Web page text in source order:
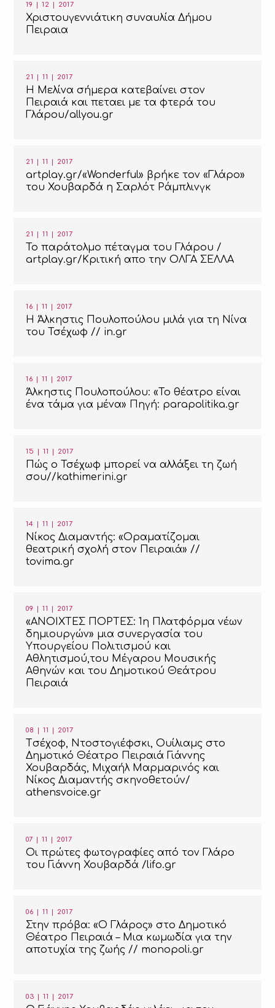
19 | 12 | 2017
Χριστουγεννιάτικη συναυλία Δήμου
Πειραια
21 | 11 | 2017
Η Μελίνα σήμερα κατεβαίνει στον
Πειραιά και πεταει με τα φτερά του
Γλάρου/allyou.gr
21 | 11 | 2017
artplay.gr/«Wonderful» βρήκε τον «Γλάρο»
του Χουβαρδά η Σαρλότ Ράμπλινγκ
21 | 11 | 2017
Το παράτολμο πέταγμα του Γλάρου /
artplay.gr/Κριτική απο την ΟΛΓΑ ΣΕΛΛΑ
16 | 11 | 2017
H Άλκηστις Πουλοπούλου μιλά για τη Νίνα
του Τσέχωφ // in.gr
16 | 11 | 2017
Άλκηστις Πουλοπούλου: «Το θέατρο είναι
ένα τάμα για μένα» Πηγή: parapolitika.gr
15 | 11 | 2017
Πώς ο Τσέχωφ μπορεί να αλλάξει τη ζωή
σου//kathimerini.gr
14 | 11 | 2017
Νίκος Διαμαντής: «Οραματίζομαι
θεατρική σχολή στον Πειραιά» //
tovima.gr
09 | 11 | 2017
«ΑΝΟΙΧΤΕΣ ΠΟΡΤΕΣ: 1η Πλατφόρμα νέων
δημιουργών» μια συνεργασία του
Υπουργείου Πολιτισμού και
Αθλητισμού,του Μέγαρου Μουσικής
Αθηνών και του Δημοτικού Θεάτρου
Πειραιά
08 | 11 | 2017
Tσέχοφ, Ντοστογιέφσκι, Ουίλιαμς στο
Δημοτικό Θέατρο Πειραιά Γιάννης
Χουβαρδάς, Μιχαήλ Μαρμαρινός και
Νίκος Διαμαντής σκηνοθετούν/
athensvoice.gr
07 | 11 | 2017
Οι πρώτες φωτογραφίες από τον Γλάρο
του Γιάννη Χουβαρδά /lifo.gr
06 | 11 | 2017
Στην πρόβα: «Ο Γλάρος» στο Δημοτικό
Θέατρο Πειραιά – Μια κωμωδία για την
αποτυχία της ζωής // monopoli.gr
03 | 11 | 2017